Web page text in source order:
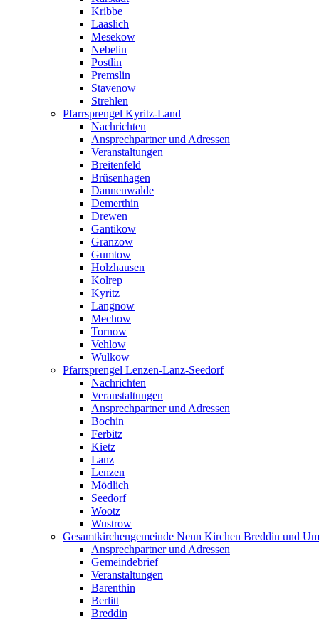
Kribbe
Laaslich
Mesekow
Nebelin
Postlin
Premslin
Stavenow
Strehlen
Pfarrsprengel Kyritz-Land
Nachrichten
Ansprechpartner und Adressen
Veranstaltungen
Breitenfeld
Brüsenhagen
Dannenwalde
Demerthin
Drewen
Gantikow
Granzow
Gumtow
Holzhausen
Kolrep
Kyritz
Langnow
Mechow
Tornow
Vehlow
Wulkow
Pfarrsprengel Lenzen-Lanz-Seedorf
Nachrichten
Veranstaltungen
Ansprechpartner und Adressen
Bochin
Ferbitz
Kietz
Lanz
Lenzen
Mödlich
Seedorf
Wootz
Wustrow
Gesamtkirchengemeinde Neun Kirchen Breddin und
Ansprechpartner und Adressen
Gemeindebrief
Veranstaltungen
Barenthin
Berlitt
Breddin